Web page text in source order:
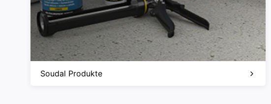
Soudal Produkte